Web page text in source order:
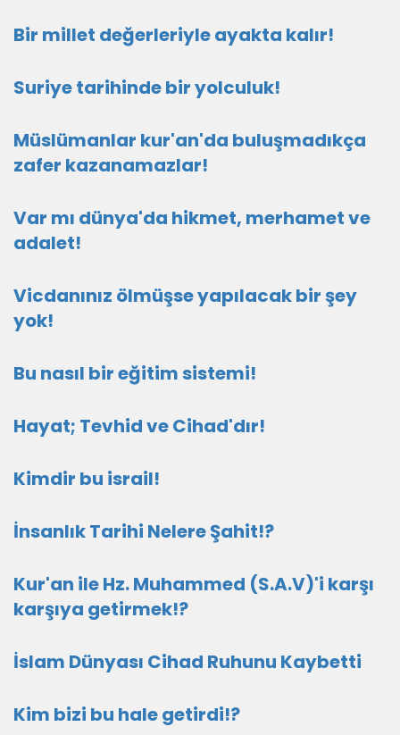
Bir millet değerleriyle ayakta kalır!
Suriye tarihinde bir yolculuk!
Müslümanlar kur'an'da buluşmadıkça
zafer kazanamazlar!
Var mı dünya'da hikmet, merhamet ve
adalet!
Vicdanınız ölmüşse yapılacak bir şey
yok!
Bu nasıl bir eğitim sistemi!
Hayat; Tevhid ve Cihad'dır!
Kimdir bu israil!
İnsanlık Tarihi Nelere Şahit!?
Kur'an ile Hz. Muhammed (S.A.V)'i karşı
karşıya getirmek!?
İslam Dünyası Cihad Ruhunu Kaybetti
Kim bizi bu hale getirdi!?